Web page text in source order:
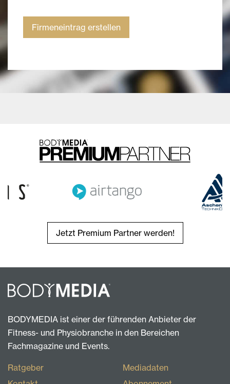
Firmeneintrag erstellen
Jetzt Premium Partner werden!
BODYMEDIA ist einer der führenden Anbieter der
Fitness- und Physiobranche in den Bereichen
Fachmagazine und Events.
Ratgeber
Mediadaten